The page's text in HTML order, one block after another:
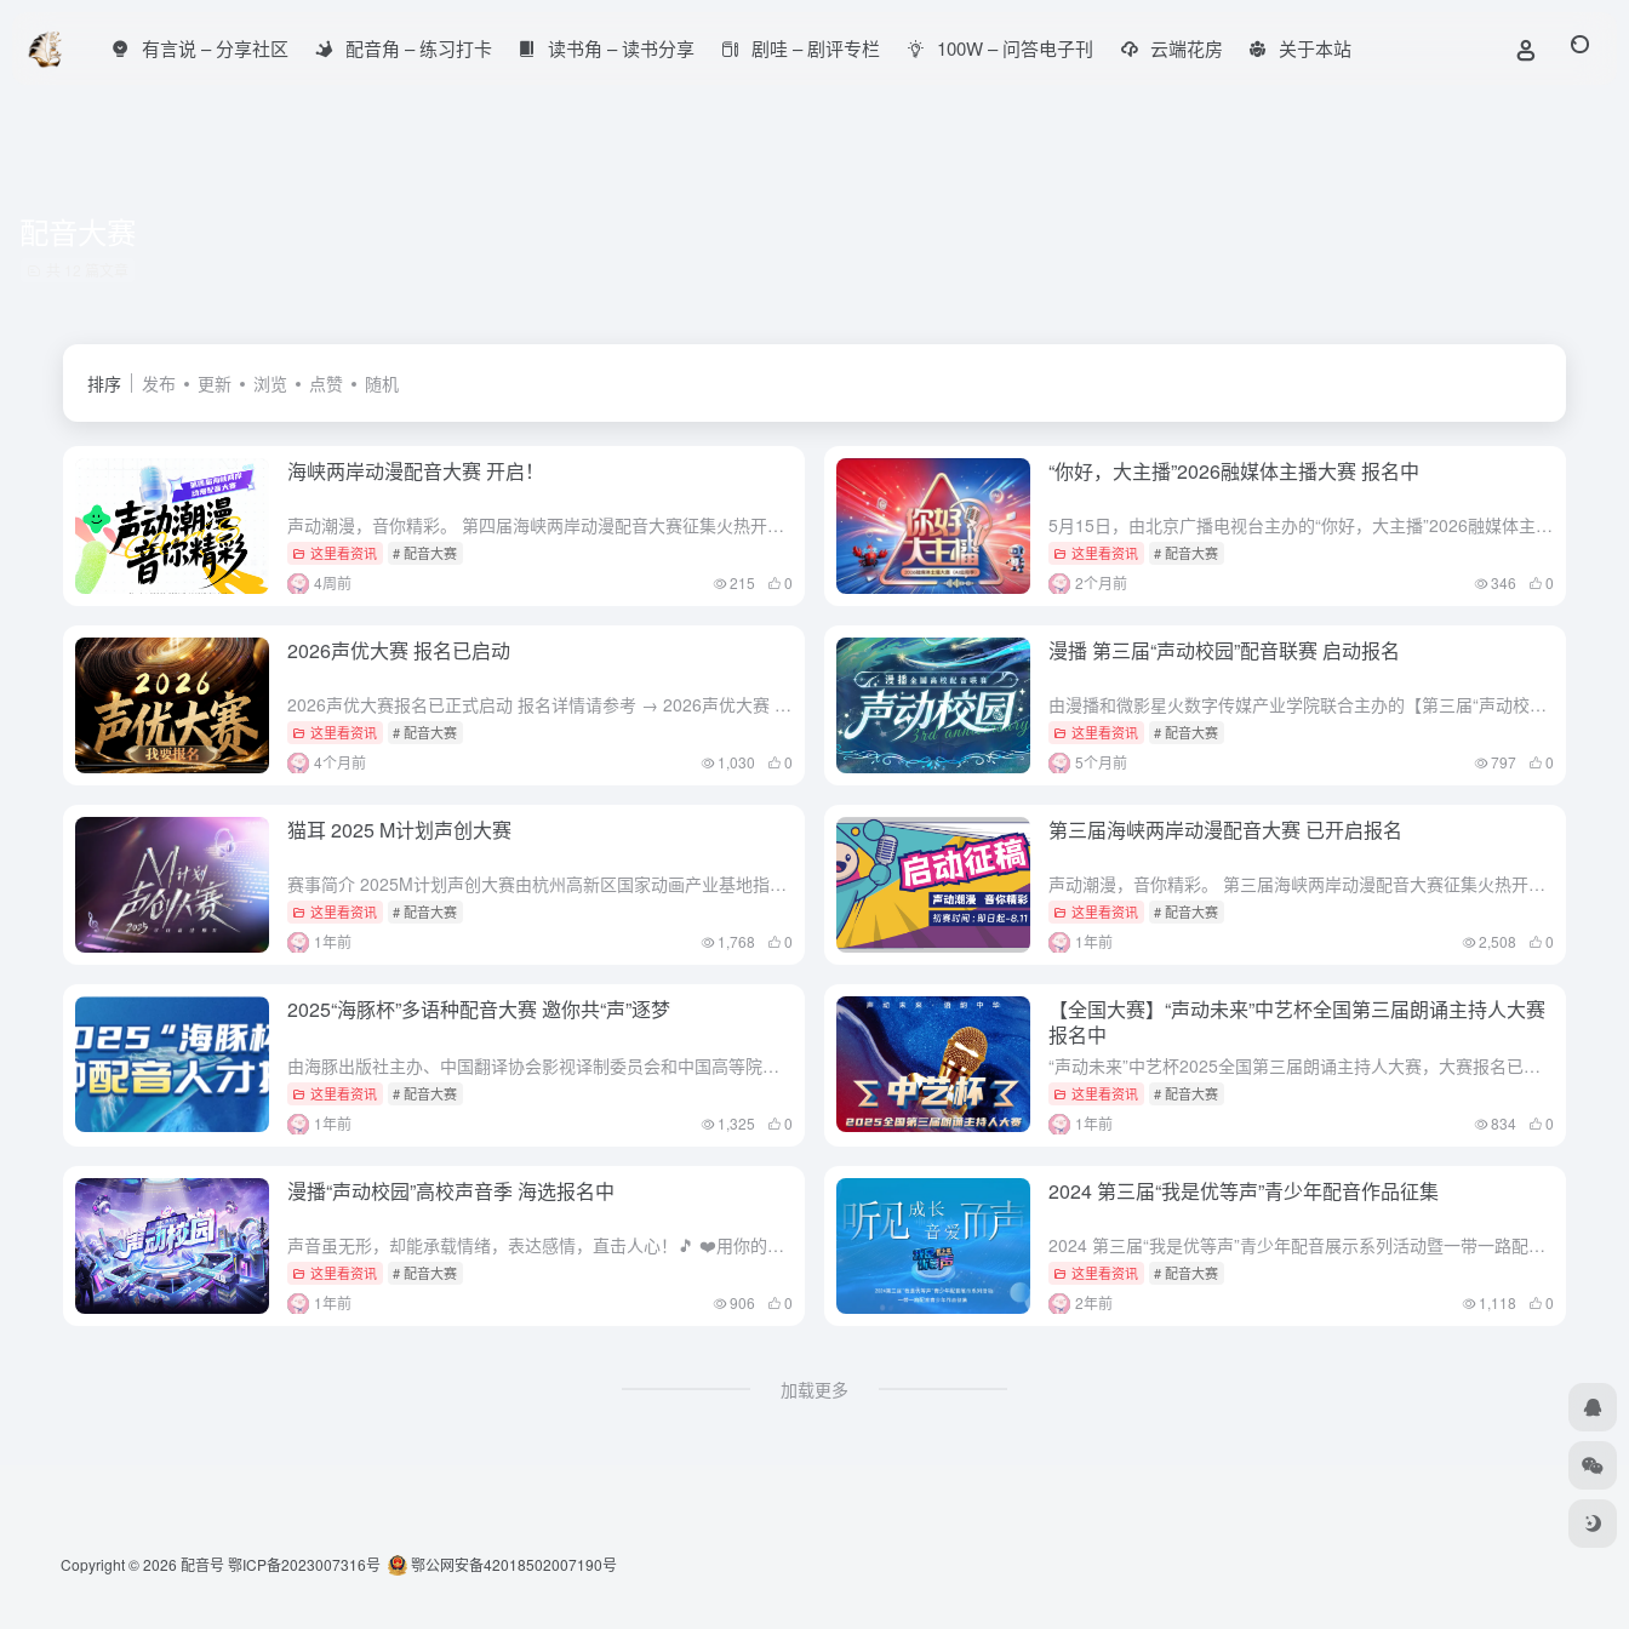
有言说 – 分享社区 配音角 – 练习打卡 读书角 – 读书分享 剧哇 – 剧评专栏 100W – 问答电子刊 云端花房 关于本站
排序 发布 更新 浏览 点赞 随机
海峡两岸动漫配音大赛 开启！
声动潮漫，音你精彩。 第四届海峡两岸动漫配音大赛征集火热开启！ 放声演绎，尽情释放你的配音实力~ 报名方式： 👉官网直达：www.hxdmpy.com ⏰ 初赛截止时间：2026年8月11日16:00...
这里看资讯 # 配音大赛
4周前 215 0
“你好，大主播”2026融媒体主播大赛 报名中
​​5月15日，由北京广播电视台主办的“你好，大主播”2026融媒体主播大赛已正式启动。线上报名持续到7月16日12时。 本届大赛契合当下传播环境的变化，首次设定“AI应用”总主题。年满18周岁的播音...
这里看资讯 # 配音大赛
2个月前 346 0
2026声优大赛 报名已启动
2026声优大赛报名已正式启动 报名详情请参考 → 2026声优大赛 (mgtv.com) 本次大赛进程： 报名（3.18-4.17）→ 初赛（4.18-4.28） → 复赛（5.01-5.31）、人...
这里看资讯 # 配音大赛
4个月前 1,030 0
漫播 第三届“声动校园”配音联赛 启动报名
由漫播和微影星火数字传媒产业学院联合主办的【第三届“声动校园”漫播高校配音联赛】已正式启动！ 参赛对象：在校大学生（含研究生） 报名时间：2026年3月20日12:00 - 2026年4月16日24...
这里看资讯 # 配音大赛
5个月前 797 0
猫耳 2025 M计划声创大赛
赛事简介 2025M计划声创大赛由杭州高新区国家动画产业基地指导，猫耳FM主办，M声音实验站、杭州不同凡想网络科技有限公司、四川电影电视学院、杭州师范大学文化创意与传媒学院、河北大学新闻传播学院、华东...
这里看资讯 # 配音大赛
1年前 1,768 0
第三届海峡两岸动漫配音大赛 已开启报名
声动潮漫，音你精彩。 第三届海峡两岸动漫配音大赛征集火热开启！无论是热血少年、傲娇萌妹，还是霸气反派、可爱萌宠——这里都可以成为你的主场！ 报名方式： 👉 官网直达：www.hxdmpy.com（免费...
这里看资讯 # 配音大赛
1年前 2,508 0
2025“海豚杯”多语种配音大赛 邀你共“声”逐梦
由海豚出版社主办、中国翻译协会影视译制委员会和中国高等院校影视学会联合指导的2025“海豚杯”多语种配音人才挑战赛已正式拉开帷幕，诚邀全国配音爱好者共聚一堂，用声音书写传奇。 【赛事亮点】 双语赛道...
这里看资讯 # 配音大赛
1年前 1,325 0
【全国大赛】“声动未来”中艺杯全国第三届朗诵主持人大赛
报名中
“声动未来”中艺杯2025全国第三届朗诵主持人大赛，大赛报名已正式开启！ 主办单位：出彩中国全民文艺组委会，感动中国20周年文艺盛典电视栏目组，海南卫视《荣耀绽放》电视栏目组 报名时间：2025年3月...
这里看资讯 # 配音大赛
1年前 834 0
漫播“声动校园”高校声音季 海选报名中
声音虽无形，却能承载情绪，表达感情，直击人心！🎵 ❤️用你的声音诵读最动人的华章， ❤️用你的声音演绎最感人的故事， ❤️用你的声音演唱最迷人的旋律， 展现自己的机会来了，你准备好了吗？ 漫播【声动校...
这里看资讯 # 配音大赛
1年前 906 0
2024 第三届“我是优等声”青少年配音作品征集
2024 第三届“我是优等声”青少年配音展示系列活动暨一带一路配音青少年作品征集展演总章程（国内版）近期公布，未全域范围青少配音爱好者提供展现舞台，寻找最具活力、潜力和魅力的青春之声，讲述中国故事，传...
这里看资讯 # 配音大赛
2年前 1,118 0
加载更多
Copyright © 2026 配音号鄂ICP备2023007316号 鄂公网安备42018502007190号